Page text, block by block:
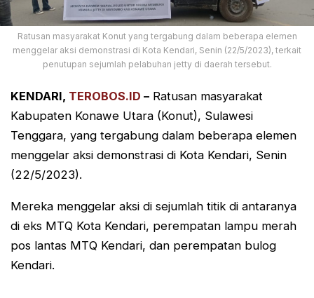
Ratusan masyarakat Konut yang tergabung dalam beberapa elemen
menggelar aksi demonstrasi di Kota Kendari, Senin (22/5/2023), terkait
penutupan sejumlah pelabuhan jetty di daerah tersebut.
KENDARI, TEROBOS.ID – Ratusan masyarakat
Kabupaten Konawe Utara (Konut), Sulawesi
Tenggara, yang tergabung dalam beberapa elemen
menggelar aksi demonstrasi di Kota Kendari, Senin
(22/5/2023).
Mereka menggelar aksi di sejumlah titik di antaranya
di eks MTQ Kota Kendari, perempatan lampu merah
pos lantas MTQ Kendari, dan perempatan bulog
Kendari.